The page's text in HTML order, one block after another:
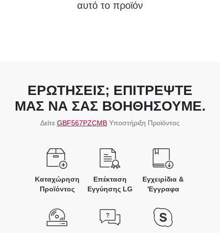
αυτό το προϊόν
ΕΡΩΤΗΣΕΙΣ; ΕΠΙΤΡΕΨΤΕ
ΜΑΣ ΝΑ ΣΑΣ ΒΟΗΘΗΣΟΥΜΕ.
Δείτε GBF567PZCMB Υποστήριξη Προϊόντος
Καταχώρηση
Προϊόντος
Επέκταση
Εγγύησης LG
Εγχειρίδια &
'Εγγραφα